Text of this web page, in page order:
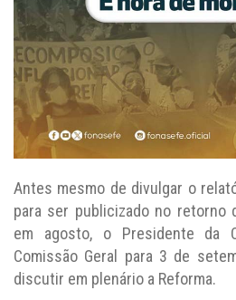
Antes mesmo de divulgar o
para ser publicizado no retorno
em agosto, o Presidente da
Comissão Geral para 3 de
discutir em plenário a Reforma.